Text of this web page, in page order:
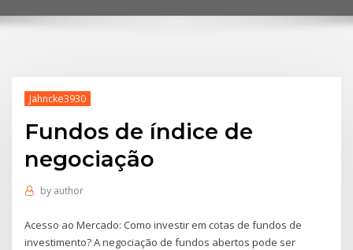
Jahncke3930
Fundos de índice de
negociação
by author
Acesso ao Mercado: Como investir em cotas de fundos de
investimento? A negociação de fundos abertos pode ser